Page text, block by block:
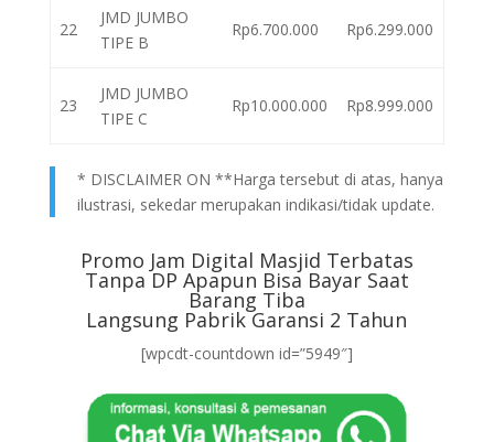
22
JMD JUMBO
TIPE B
Rp6.700.000 Rp6.299.000
23
JMD JUMBO
TIPE C
Rp10.000.000 Rp8.999.000
* DISCLAIMER ON **Harga tersebut di atas, hanya
ilustrasi, sekedar merupakan indikasi/tidak update.
Promo Jam Digital Masjid Terbatas
Tanpa DP Apapun Bisa Bayar Saat
Barang Tiba
Langsung Pabrik Garansi 2 Tahun
[wpcdt-countdown id=”5949″]